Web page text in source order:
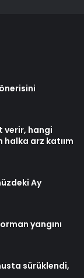
verir, hangi
arz katıım
Ay
yangını
sürüklendi,